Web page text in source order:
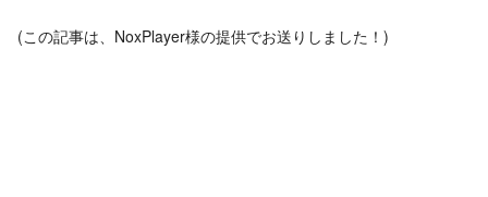
(この記事は、NoxPlayer様の提供でお送りしました！)